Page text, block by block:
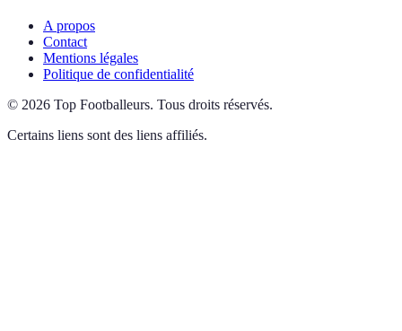
A propos
Contact
Mentions légales
Politique de confidentialité
© 2026 Top Footballeurs. Tous droits réservés.
Certains liens sont des liens affiliés.